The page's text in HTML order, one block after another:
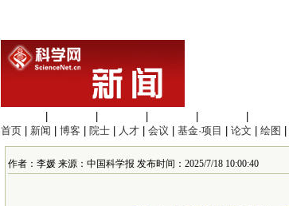
首页
新闻 博客 院士 人才 会议 基金·项目 论文 绘图
作者：李媛 来源：中国科学报 发布时间：2025/7/18 10:00:40